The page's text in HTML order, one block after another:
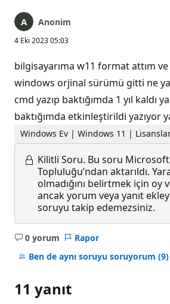
Anonim
4 Eki 2023 05:03
bilgisayarıma w11 format attım
windows orjinal sürümü gitti ne
cmd yazıp baktığımda 1 yıl kaldı
baktığımda etkinleştirildi yazıyor
Windows Ev | Windows 11 |
Kilitli Soru. Bu soru
Topluluğu’ndan aktarıldı.
olmadığını belirtmek için oy
ancak yorum veya yanıt
soruyu takip edemezsiniz.
0 yorum
Açıklama
yok
Rapor
Ben de aynı soruyu soruyorum (9)
11 yanıt